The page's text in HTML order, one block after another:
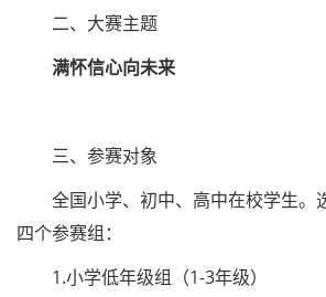
二、大赛主题
满怀信心向未来
三、参赛对象
全国小学、初中、高中在校学生。
四个参赛组：
1.小学低年级组（1-3年级）